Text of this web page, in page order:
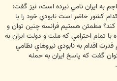
به ايران نامي نبرده است، نيز گفت:
كشور حاضر است نابودي خود را با
مطمئن هستيم فرانسه چنين توان و
با تمام احترامي كه ملت و دولت ايران به
اقدام به نابودي نيروهاي نظامي
گفت كه پاسخ ايران به حمله